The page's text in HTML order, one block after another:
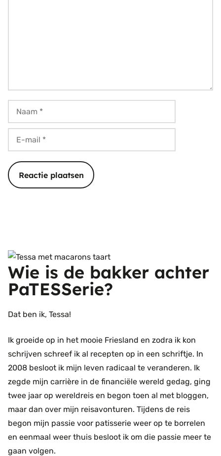
mail
Wie is de bakker achter
PaTESSerie?
Dat ben ik, Tessa!
Ik groeide op in het mooie Friesland en zodra ik kon
schrijven schreef ik al recepten op in een schriftje. In
2008 besloot ik mijn leven radicaal te veranderen. Ik
zegde mijn carrière in de financiële wereld gedag, ging
twee jaar op wereldreis en begon toen al met bloggen,
maar dan over mijn reisavonturen. Tijdens de reis
begon mijn passie voor patisserie weer op te borrelen
en eenmaal weer thuis besloot ik om die passie meer te
gaan volgen.